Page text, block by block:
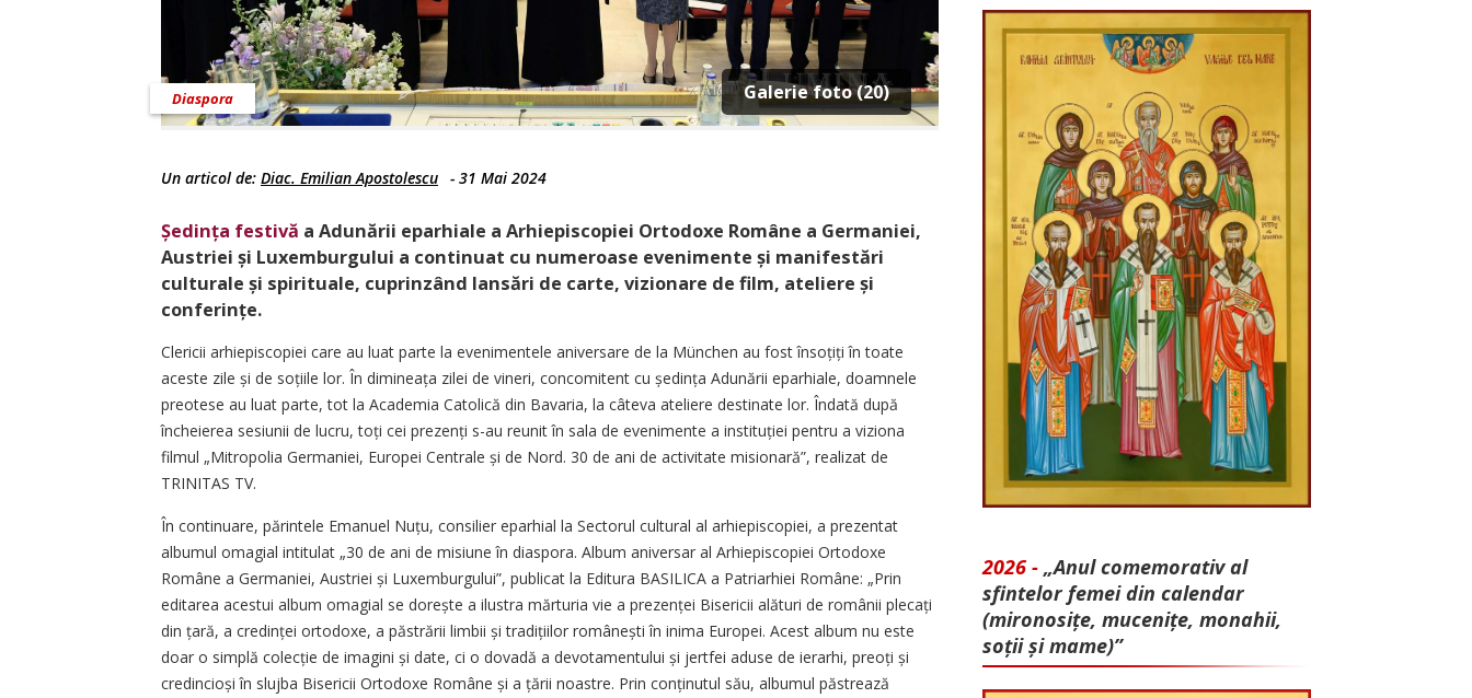
Galerie foto (20)
Diaspora
Un articol de: Diac. Emilian Apostolescu - 31 Mai 2024
Ședința festivă a Adunării eparhiale a Arhiepiscopiei Ortodoxe Române a Germaniei,
Austriei și Luxemburgului a continuat cu numeroase evenimente și manifestări
culturale și spirituale, cuprinzând lansări de carte, vizionare de film, ateliere și
conferințe.
Clericii arhiepiscopiei care au luat parte la evenimentele aniversare de la München au fost însoțiți în toate
aceste zile și de soțiile lor. În dimineața zilei de vineri, concomitent cu ședința Adunării eparhiale, doamnele
preotese au luat parte, tot la Academia Catolică din Bavaria, la câteva ateliere destinate lor. Îndată după
încheierea sesiunii de lucru, toți cei prezenți s-au reunit în sala de evenimente a instituției pentru a viziona
filmul „Mitropolia Germaniei, Europei Centrale și de Nord. 30 de ani de activitate misionară”, realizat de
TRINITAS TV.
În continuare, părintele Emanuel Nuțu, consilier eparhial la Sectorul cultural al arhiepiscopiei, a prezentat
albumul omagial intitulat „30 de ani de misiune în diaspora. Album aniversar al Arhiepiscopiei Ortodoxe
Române a Germaniei, Austriei și Luxemburgului”, publicat la Editura BASILICA a Patriarhiei Române: „Prin
editarea acestui album omagial se dorește a ilustra mărturia vie a prezenței Bisericii alături de românii plecați
din țară, a credinței ortodoxe, a păstrării limbii și tradițiilor românești în inima Europei. Acest album nu este
doar o simplă colecție de imagini și date, ci o dovadă a devotamentului și jertfei aduse de ierarhi, preoți și
credincioși în slujba Bisericii Ortodoxe Române și a țării noastre. Prin conținutul său, albumul păstrează
2026 - „Anul comemorativ al
sfintelor femei din calendar
(mironosițe, mu­cenițe, monahii,
soții și mame)”